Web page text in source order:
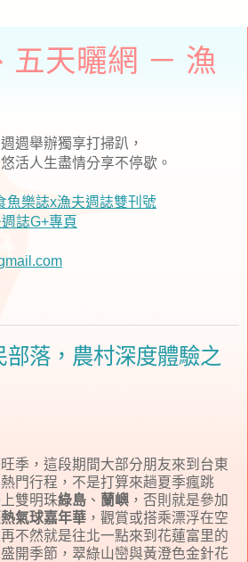
五天曬網 － 漁
週舉辦獨享打掃趴，
活人生盡情分享不停歇。
魚樂誌x漁夫週誌雙刊號
誌G+專頁
部落，農村深度體驗之
季，這段期間大部分朋友來到台東
門行程，不是打算來趟夏季瘋跳
雙明珠綠島 、 蘭嶼 ，否則就是參加
氣球嘉年華 ，觀賞或搭乘漂浮在空
不然就是往北一點來到花蓮富里的
盛開季節，翠綠山巒與黃澄色金針花